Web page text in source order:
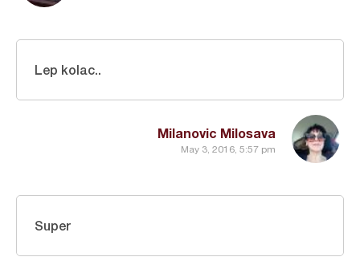
Milanovic Milosava
May 3, 2016, 5:57 pm
Lep kolac..
Super